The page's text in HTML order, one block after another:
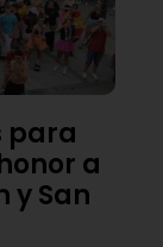
para
a
y San